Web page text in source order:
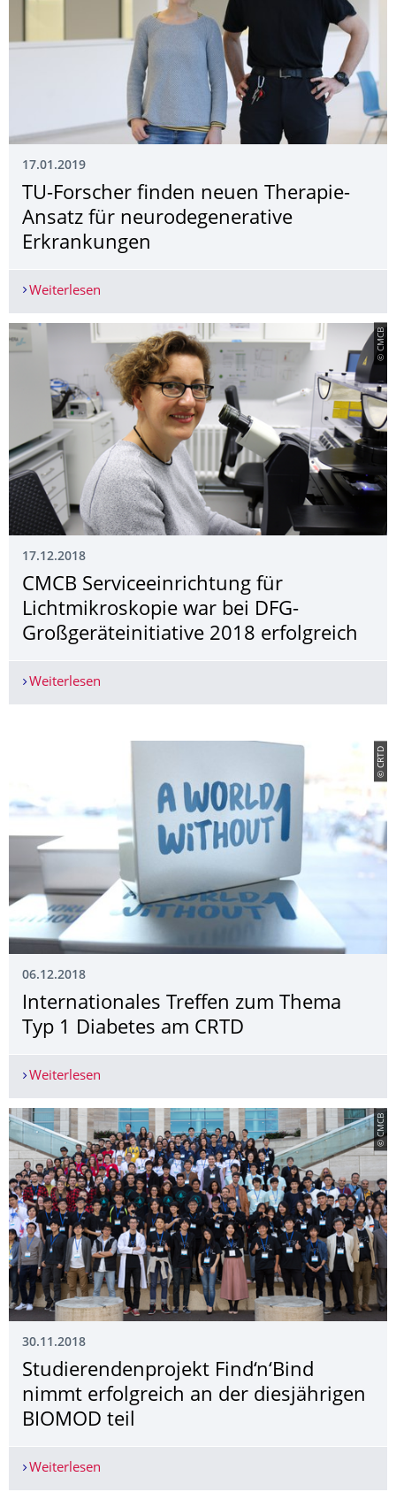
17.01.2019
TU-Forscher finden neuen Therapie-
Ansatz für neurodegenerative
Erkrankungen
Weiterlesen
© CMCB
17.12.2018
CMCB Serviceeinrichtung für
Lichtmikroskopie war bei DFG-
Großgeräteinitia­tive 2018 erfolgreich
Weiterlesen
© CRTD
06.12.2018
Internationales Treffen zum Thema
Typ 1 Diabetes am CRTD
Weiterlesen
© CMCB
30.11.2018
Studierendenpro­jekt Find‘n‘Bind
nimmt erfolgreich an der diesjährigen
BIOMOD teil
Weiterlesen